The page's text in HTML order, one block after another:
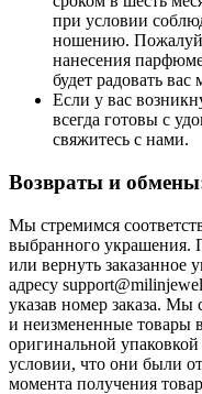
при условии
ношению.
нанесения
будет радовать
Если у вас
всегда готовы с
свяжитесь с нами.
Возвраты и
Мы стремимся
выбранного украшения.
или вернуть заказанное
адресу
указав номер заказа.
и неизмененные товары
оригинальной
условии, что они были
момента получения